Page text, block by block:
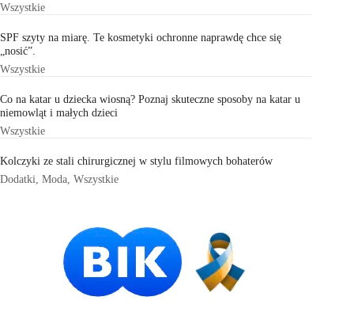
Wszystkie
SPF szyty na miarę. Te kosmetyki ochronne naprawdę chce się
„nosić”.
Wszystkie
Co na katar u dziecka wiosną? Poznaj skuteczne sposoby na katar u
niemowląt i małych dzieci
Wszystkie
Kolczyki ze stali chirurgicznej w stylu filmowych bohaterów
Dodatki Moda Wszystkie